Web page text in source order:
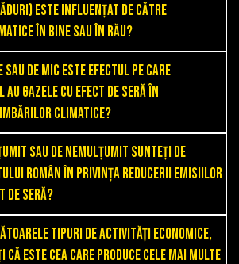
este influențat de către
în bine sau în rău?
sau de mic este efectul pe care
gazele cu efect de seră în
climatice?
sau de nemulțumit sunteți de
român în privința reducerii emisiilor
de seră?
tipuri de activități economice,
este cea care produce cele mai multe